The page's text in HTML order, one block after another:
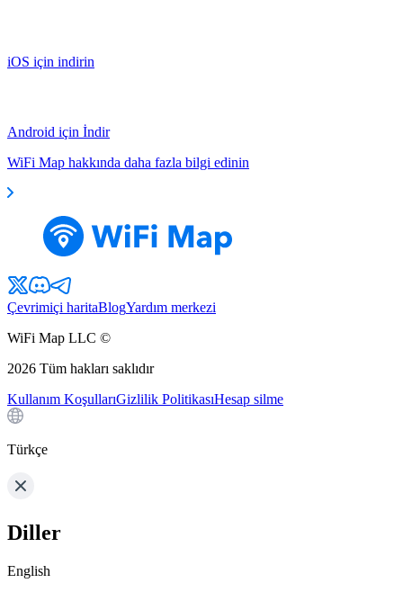
iOS için indirin
Android için İndir
WiFi Map hakkında daha fazla bilgi edinin
Çevrimiçi haritaBlogYardım merkezi
WiFi Map LLC ©
2026 Tüm hakları saklıdır
Kullanım KoşullarıGizlilik PolitikasıHesap silme
Türkçe
Diller
English